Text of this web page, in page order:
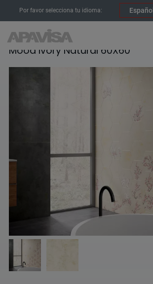
Por favor selecciona tu idioma: Español
Mood Ivory Natural 60X60